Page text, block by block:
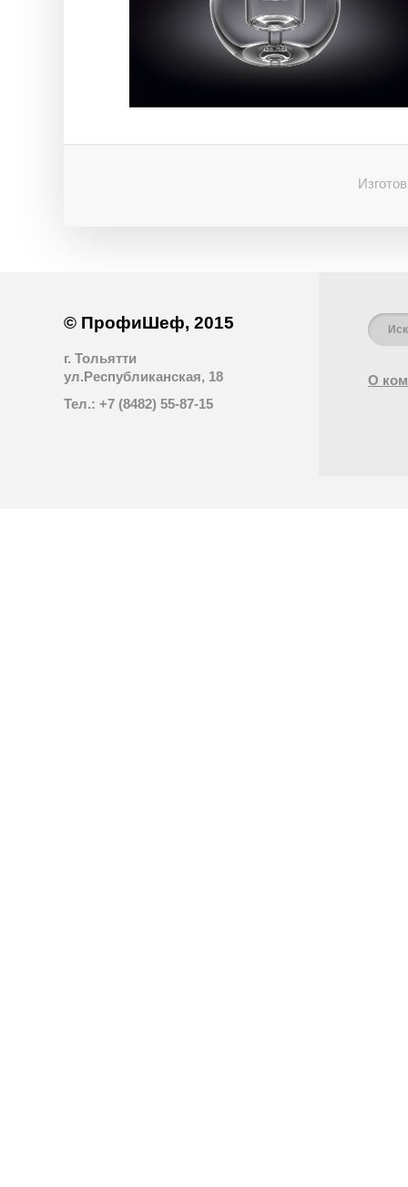
© ПрофиШеф, 2015
г. Тольятти
ул.Республиканская, 18
Тел.: +7 (8482) 55-87-15
О